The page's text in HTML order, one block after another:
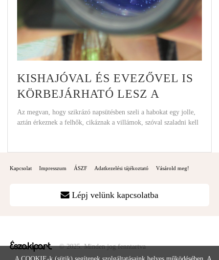
KISHAJÓVAL ÉS EVEZŐVEL IS
KÖRBEJÁRHATÓ LESZ A
BALATON
Az megvan, hogy szikrázó napsütésben szeli a habokat egy jolle,
aztán érkeznek a felhők, cikáznak a villámok, szóval szaladni kell
Kapcsolat Impresszum ÁSZF Adatkezelési tájékoztató Vásárold meg!
Lépj velünk kapcsolatba
© 2025. Minden jog fenntartva